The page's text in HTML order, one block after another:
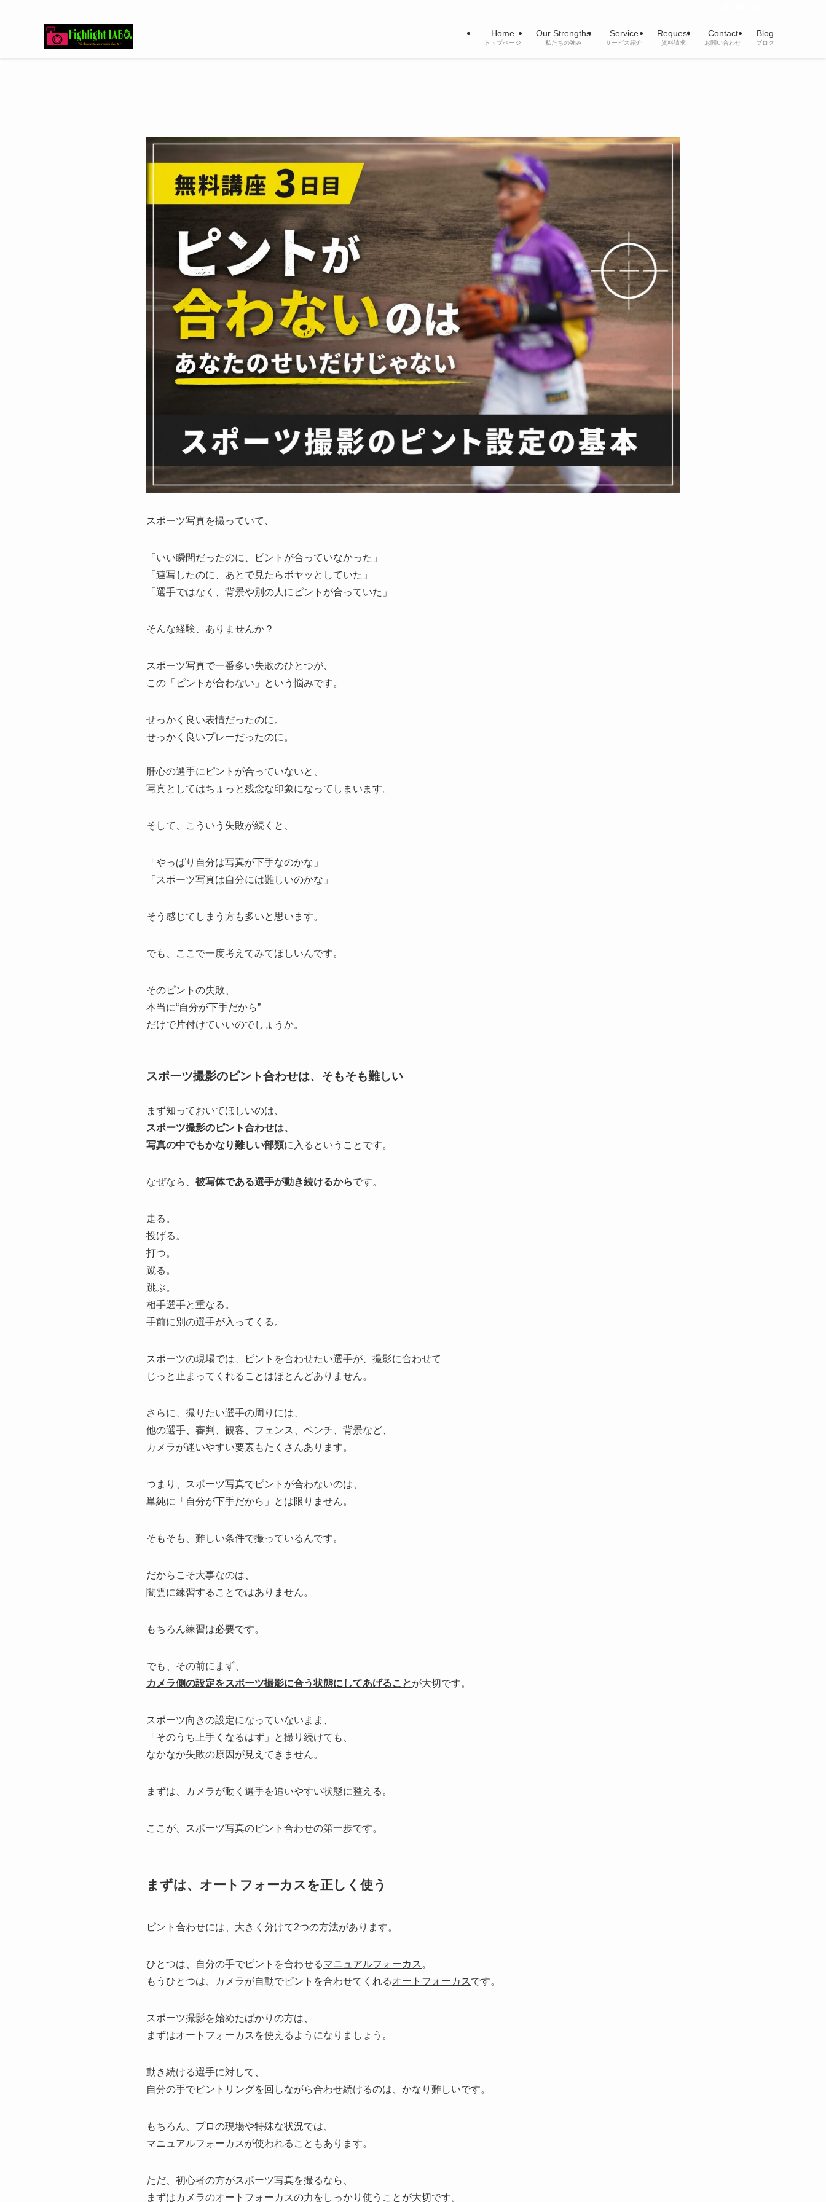
Home
トップページ
Our Strengths
私たちの強み
Service
サービス紹介
Request
資料請求
Contact
お問い合わせ
Blog
ブログ
スポーツ写真を撮っていて、
「いい瞬間だったのに、ピントが合っていなかった」
「連写したのに、あとで見たらボヤッとしていた」
「選手ではなく、背景や別の人にピントが合っていた」
そんな経験、ありませんか？
スポーツ写真で一番多い失敗のひとつが、
この「ピントが合わない」という悩みです。
せっかく良い表情だったのに。
せっかく良いプレーだったのに。
肝心の選手にピントが合っていないと、
写真としてはちょっと残念な印象になってしまいます。
そして、こういう失敗が続くと、
「やっぱり自分は写真が下手なのかな」
「スポーツ写真は自分には難しいのかな」
そう感じてしまう方も多いと思います。
でも、ここで一度考えてみてほしいんです。
そのピントの失敗、
本当に“自分が下手だから”
だけで片付けていいのでしょうか。
スポーツ撮影のピント合わせは、そもそも難しい
まず知っておいてほしいのは、
スポーツ撮影のピント合わせは、
写真の中でもかなり難しい部類に入るということです。
なぜなら、 被写体である選手が動き続けるからです。
走る。
投げる。
打つ。
蹴る。
跳ぶ。
相手選手と重なる。
手前に別の選手が入ってくる。
スポーツの現場では、ピントを合わせたい選手が、撮影に合わせて
じっと止まってくれることはほとんどありません。
さらに、撮りたい選手の周りには、
他の選手、審判、観客、フェンス、ベンチ、背景など、
カメラが迷いやすい要素もたくさんあります。
つまり、スポーツ写真でピントが合わないのは、
単純に「自分が下手だから」とは限りません。
そもそも、難しい条件で撮っているんです。
だからこそ大事なのは、
闇雲に練習することではありません。
もちろん練習は必要です。
でも、その前にまず、
カメラ側の設定をスポーツ撮影に合う状態にしてあげることが大切です。
スポーツ向きの設定になっていないまま、
「そのうち上手くなるはず」と撮り続けても、
なかなか失敗の原因が見えてきません。
まずは、カメラが動く選手を追いやすい状態に整える。
ここが、スポーツ写真のピント合わせの第一歩です。
まずは、オートフォーカスを正しく使う
ピント合わせには、大きく分けて2つの方法があります。
ひとつは、自分の手でピントを合わせるマニュアルフォーカス 。
もうひとつは、カメラが自動でピントを合わせてくれるオートフォーカスです。
スポーツ撮影を始めたばかりの方は、
まずはオートフォーカスを使えるようになりましょう。
動き続ける選手に対して、
自分の手でピントリングを回しながら合わせ続けるのは、かなり難しいです。
もちろん、プロの現場や特殊な状況では、
マニュアルフォーカスが使われることもあります。
ただ、初心者の方がスポーツ写真を撮るなら、
まずはカメラのオートフォーカスの力をしっかり使うことが大切です。